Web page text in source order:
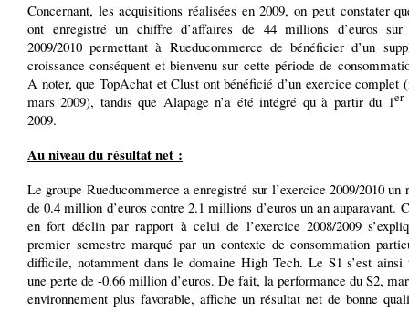
Concernant, les acquisitions réalisées en 2009, on peut constater
ont enregistré un chiffre d’affaires de 44 millions d’euros sur
2009/2010 permettant à Rueducommerce de bénéficier d’un
croissance conséquent et bienvenu sur cette période de
A noter, que TopAchat et Clust ont bénéficié d’un exercice complet
mars 2009), tandis que Alapage n’a été intégré qu à partir du 1er
2009.
Au niveau du résultat net :
Le groupe Rueducommerce a enregistré sur l’exercice 2009/2010 un
de 0.4 million d’euros contre 2.1 millions d’euros un an auparavant.
en fort déclin par rapport à celui de l’exercice 2008/2009
premier semestre marqué par un contexte de consommation
difficile, notamment dans le domaine High Tech. Le S1 s’est ainsi
une perte de -0.66 million d’euros. De fait, la performance du S2,
environnement plus favorable, affiche un résultat net de bonne